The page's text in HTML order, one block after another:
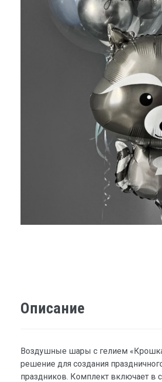
Описание
Воздушные шары с гелием «Крошка
решение для создания
праздников. Комплект включает